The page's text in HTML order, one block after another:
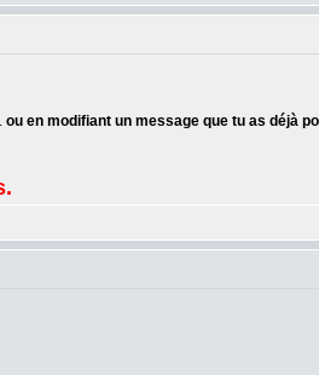
ou en modifiant un message que tu as déjà